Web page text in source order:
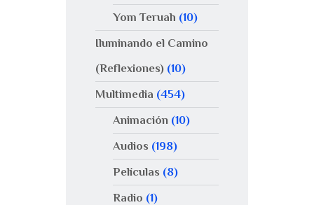
Yom Teruah (10)
Iluminando el Camino
(Reflexiones) (10)
Multimedia (454)
Animación(10)
Audios (198)
Películas (8)
Radio (1)